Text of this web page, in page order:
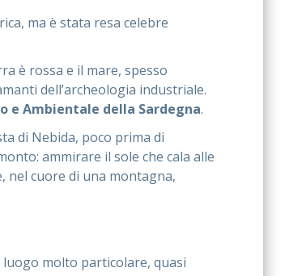
ma è stata resa celebre
è rossa e il mare, spesso
dell’archeologia industriale.
e Ambientale della Sardegna.
di Nebida, poco prima di
ammirare il sole che cala alle
nel cuore di una montagna,
molto particolare, quasi